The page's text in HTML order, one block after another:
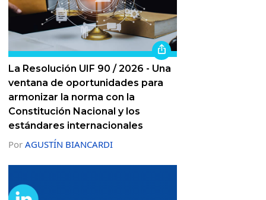
La Resolución UIF 90 / 2026 - Una
ventana de oportunidades para
armonizar la norma con la
Constitución Nacional y los
estándares internacionales
Por AGUSTÍN BIANCARDI